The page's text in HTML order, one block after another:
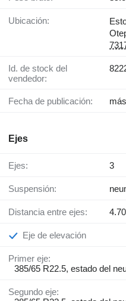
Ubicación:
Id. de stock del
vendedor:
Fecha de publicación:
Ejes
Ejes: 3
Suspensión:
Distancia entre ejes:
Eje de elevación
Primer eje:
385/65 R22.5, estado del
Segundo eje: